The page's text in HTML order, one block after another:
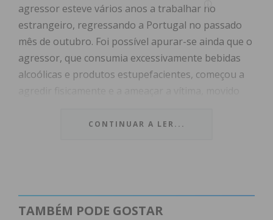
agressor esteve vários anos a trabalhar no
estrangeiro, regressando a Portugal no passado
mês de outubro. Foi possível apurar-se ainda que o
agressor, que consumia excessivamente bebidas
alcoólicas e produtos estupefacientes, começou a
vida e as rotinas diárias da mesma e da filha de 18
ontem, dia 10 de novembro, a primeiro
CONTINUAR A LER...
TAMBÉM PODE GOSTAR